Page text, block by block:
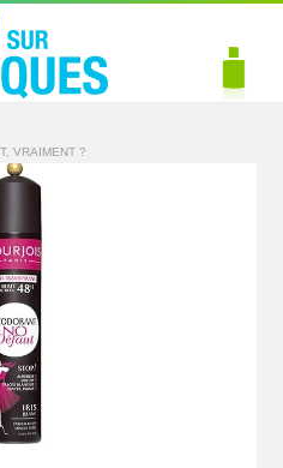
VRAIMENT ?